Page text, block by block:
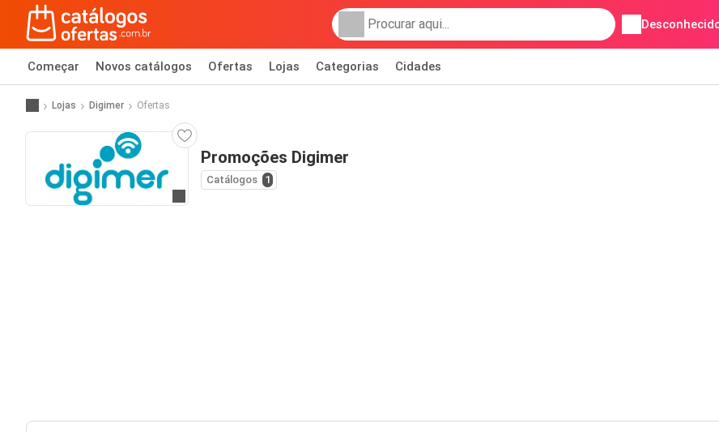
Começar Novos catálogos Ofertas Lojas Categorias Cidades
Lojas Digimer Ofertas
Promoções Digimer
Catálogos 1